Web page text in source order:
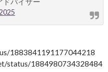
ドバイザー
1883841191177044218
status/1884980734328484